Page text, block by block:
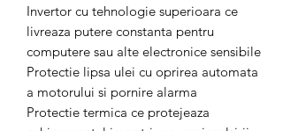
Invertor cu tehnologie superioara ce
livreaza putere constanta pentru
computere sau alte electronice sensibile
Protectie lipsa ulei cu oprirea automata
a motorului si pornire alarma
Protectie termica ce protejeaza